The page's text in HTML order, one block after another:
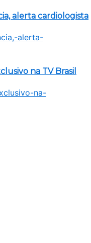
alerta cardiologista
na TV Brasil